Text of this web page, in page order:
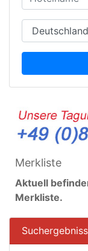
Merkliste
Aktuell
Merkliste.